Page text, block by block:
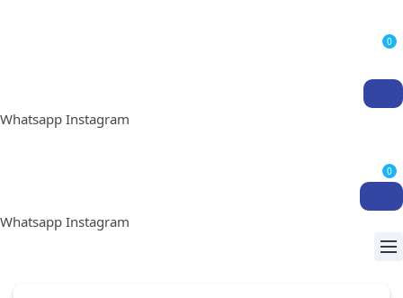
0
Whatsapp Instagram
0
Whatsapp Instagram